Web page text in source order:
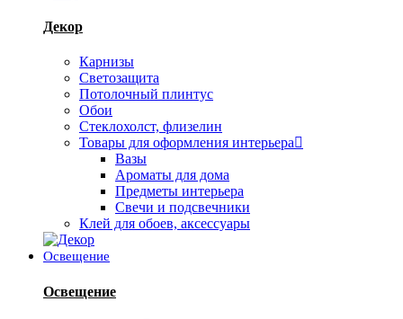
Декор
Карнизы
Светозащита
Потолочный плинтус
Обои
Стеклохолст, флизелин
Товары для оформления интерьера
Вазы
Ароматы для дома
Предметы интерьера
Свечи и подсвечники
Клей для обоев, аксессуары
Освещение
Освещение